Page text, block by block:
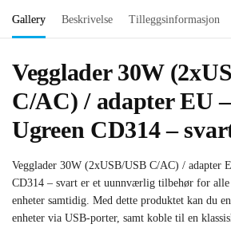
Gallery Beskrivelse Tilleggsinformasjon
Vegglader 30W
C/AC) / adapter EU
Ugreen CD314 –
Vegglader 30W (2xUSB/USB C/AC) / adapter
CD314 – svart er et uunnværlig tilbehør for alle
enheter samtidig. Med dette produktet kan du
enheter via USB-porter, samt koble til en